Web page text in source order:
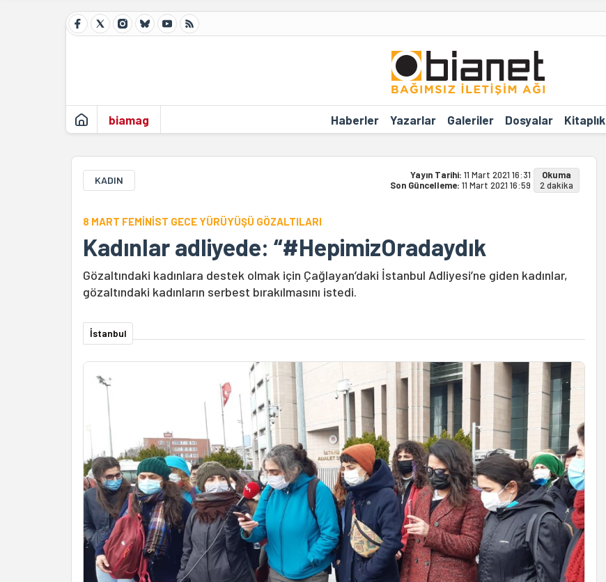
biamag Haberler Yazarlar Galeriler Dosyalar Kitaplık
KADIN Yayın Tarihi: 11 Mart 2021 16:31
Son Güncelleme: 11 Mart 2021 16:59
Okuma
2 dakika
8 MART FEMİNİST GECE YÜRÜYÜŞÜ GÖZALTILARI
Kadınlar adliyede: “#HepimizOradaydık
Gözaltındaki kadınlara destek olmak için Çağlayan’daki İstanbul Adliyesi’ne giden kadınlar,
gözaltındaki kadınların serbest bırakılmasını istedi.
İstanbul